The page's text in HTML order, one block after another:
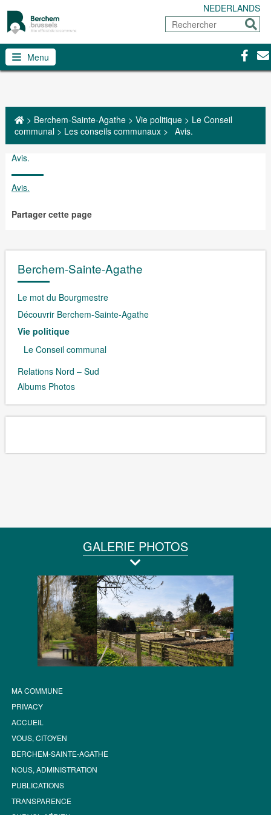
NEDERLANDS
Rechercher
Menu
> Berchem-Sainte-Agathe> Vie politique> Le Conseil
communal> Les conseils communaux> Avis.
Avis.
Avis.
Partager cette page
Berchem-Sainte-Agathe
Le mot du Bourgmestre
Découvrir Berchem-Sainte-Agathe
Vie politique
Le Conseil communal
Relations Nord – Sud
Albums Photos
GALERIE PHOTOS
MA COMMUNE
PRIVACY
ACCUEIL
VOUS, CITOYEN
BERCHEM-SAINTE-AGATHE
NOUS, ADMINISTRATION
PUBLICATIONS
TRANSPARENCE